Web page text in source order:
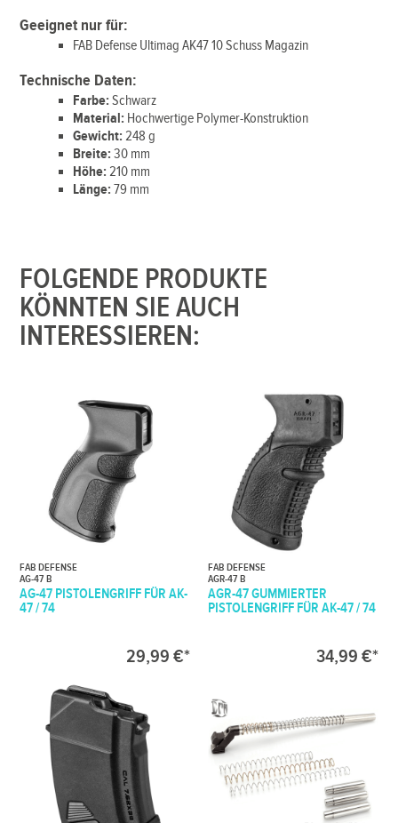
Geeignet nur für:
FAB Defense Ultimag AK47 10 Schuss Magazin
Technische Daten:
Farbe:Schwarz
Material: Hochwertige Polymer-Konstruktion
Gewicht:248 g
Breite:30 mm
Höhe:210 mm
Länge:79 mm
FOLGENDE PRODUKTE
KÖNNTEN SIE AUCH
INTERESSIEREN:
FAB DEFENSE
AG-47 B
AG-47 PISTOLENGRIFF FÜR AK-
47 / 74
29,99 €*
FAB DEFENSE
AGR-47 B
AGR-47 GUMMIERTER
PISTOLENGRIFF FÜR AK-47 / 74
34,99 €*